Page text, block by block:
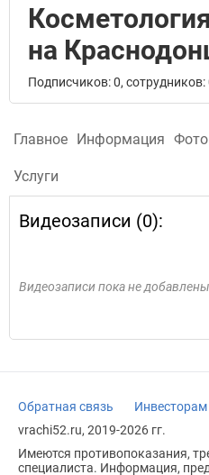
на
Подписчиков: 0, сотрудников:
Главное Информация Фото
Услуги
Видеозаписи (0):
Видеозаписи пока не добавлены
Обратная связь Инвесторам
vrachi52.ru, 2019-2026 гг.
Имеются противопоказания,
специалиста. Информация,